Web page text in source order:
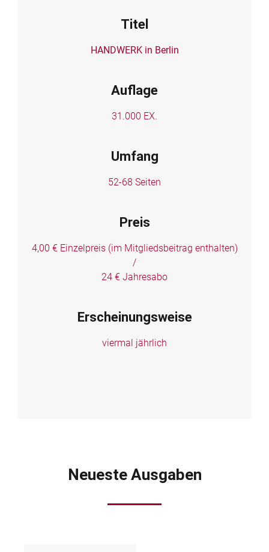
Titel
HANDWERK in Berlin
Auflage
31.000 EX.
Umfang
52-68 Seiten
Preis
4,00 € Einzelpreis (im Mitgliedsbeitrag enthalten)
/
24 € Jahresabo
Erscheinungsweise
viermal jährlich
Neueste Ausgaben